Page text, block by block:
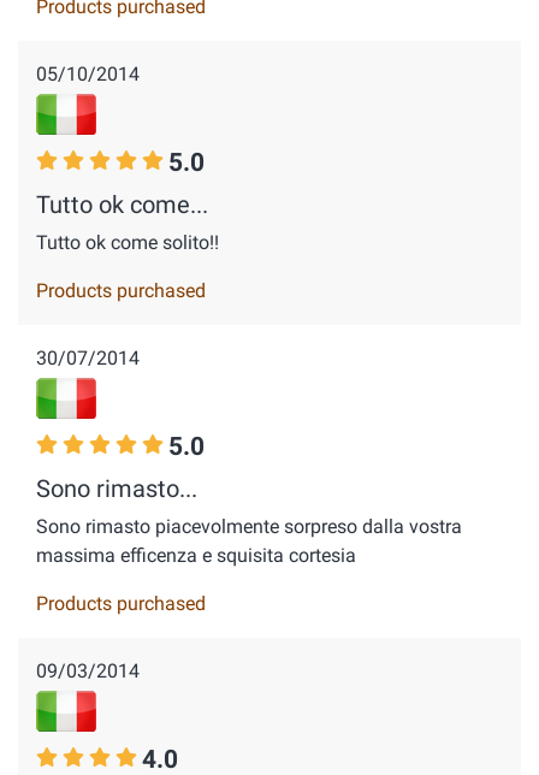
Products purchased
05/10/2014
5.0
Tutto ok come...
Tutto ok come solito!!
Products purchased
30/07/2014
5.0
Sono rimasto...
Sono rimasto piacevolmente sorpreso dalla vostra
massima efficenza e squisita cortesia
Products purchased
09/03/2014
4.0